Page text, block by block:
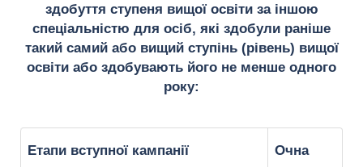
здобуття ступеня вищої освіти за іншою
спеціальністю для осіб, які здобули раніше
такий самий або вищий ступінь (рівень) вищої
освіти або здобувають його не менше одного
року:
Етапи вступної кампанії
Очна